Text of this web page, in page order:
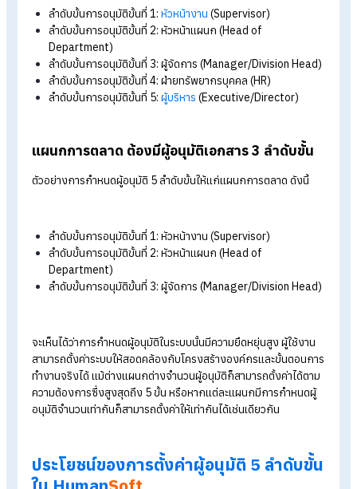
กันก็สามารถกำหนดได้ตามต้องการ
HumanSoftตั้งค่ากำหนดผู้อนุมัติเอกส
ได้มากถึง 5 ลำดับขั้น
รองรับการตั้งค่ากำหนดผู้อนุมัติเอกสาร
ออนไลน์ได้สูงสุด 5 ลำดับขั้น ซึ่งสิ่งสำคัญที่ช่วยให้องค์กรสามารถ
ค่าการอนุมัติให้เข้ากับโครงสร้างองค์กรและนโยบายบริษัทที่ซับซ้อ
แผนกบัญชี ต้องมีผู้อนุมัติเอกสาร 5 ลำดับขั้น
ตัวอย่างการกำหนดผู้อนุมัติ 5 ลำดับขั้นให้แก่แผนกบัญชี ดังนี้
ลำดับขั้นการอนุมัติขั้นที่ 1:หัวหน้างาน(Supervisor)
ลำดับขั้นการอนุมัติขั้นที่ 2: หัวหน้าแผนก (Head of
Department)
ลำดับขั้นการอนุมัติขั้นที่ 3: ผู้จัดการ (Manager/Division
ลำดับขั้นการอนุมัติขั้นที่ 5:
(Executive/Director)